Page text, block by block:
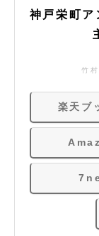
神戸栄町ア
竹
楽天ブ